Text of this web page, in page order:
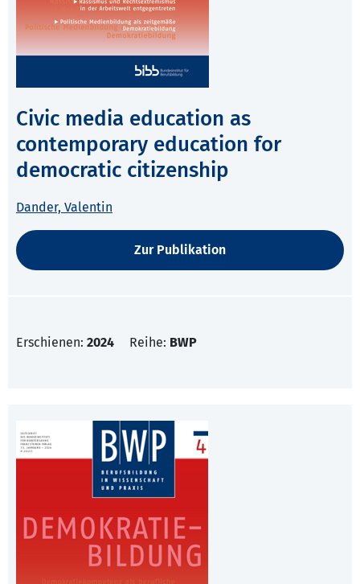
Civic media education as
contemporary education for
democratic citizenship
Dander, Valentin
Zur Publikation
Erschienen: 2024 Reihe: BWP